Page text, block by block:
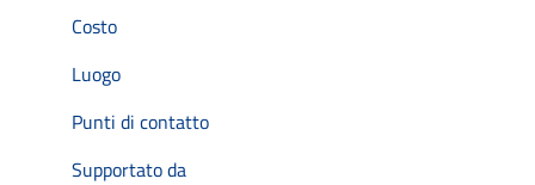
Costo
Luogo
Punti di contatto
Supportato da